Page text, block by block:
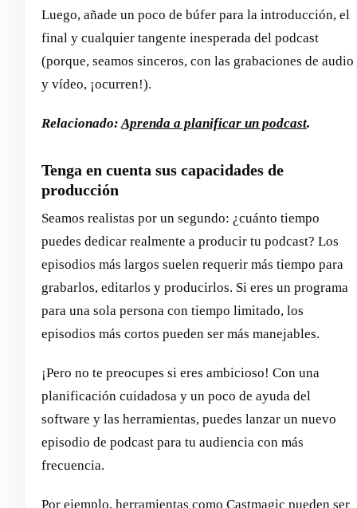
Luego, añade un poco de búfer para la introducción, el
final y cualquier tangente inesperada del podcast
(porque, seamos sinceros, con las grabaciones de audio
y vídeo, ¡ocurren!).
Relacionado: Aprenda a planificar un podcast.
Tenga en cuenta sus capacidades de
producción
Seamos realistas por un segundo: ¿cuánto tiempo
puedes dedicar realmente a producir tu podcast? Los
episodios más largos suelen requerir más tiempo para
grabarlos, editarlos y producirlos. Si eres un programa
para una sola persona con tiempo limitado, los
episodios más cortos pueden ser más manejables.
¡Pero no te preocupes si eres ambicioso! Con una
planificación cuidadosa y un poco de ayuda del
software y las herramientas, puedes lanzar un nuevo
episodio de podcast para tu audiencia con más
frecuencia.
Por ejemplo, herramientas como Castmagic pueden ser